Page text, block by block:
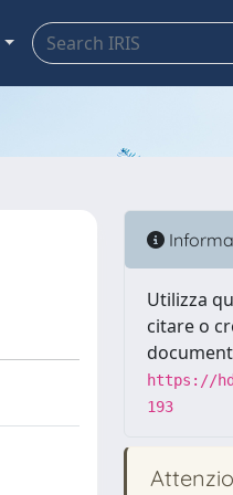
Utilizza
citare o
https://
193